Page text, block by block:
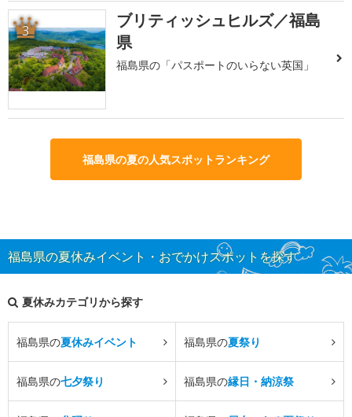
3
ブリティッシュヒルズ／福島
県
福島県の「パスポートのいらない英国」
福島県の夏の人気スポットランキング
福島県の夏休みイベント・おでかけスポットを探す
夏休みカテゴリから探す
福島県の夏休みイベント 福島県の夏祭り
福島県の七夕祭り 福島県の縁日・納涼祭